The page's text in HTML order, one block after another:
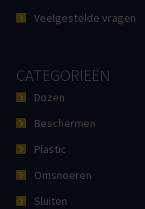
Veelgestelde vragen
CATEGORIEËN
Dozen
Beschermen
Plastic
Omsnoeren
Sluiten